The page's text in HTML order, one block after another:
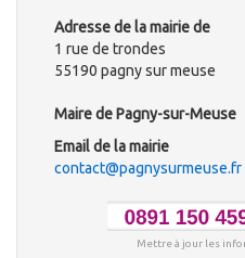
Adresse de la mairie de
1 rue de trondes
55190 pagny sur meuse
Maire de Pagny-sur-Meuse
Email de la mairie
contact@pagnysurmeuse.fr
Mettre à jour les